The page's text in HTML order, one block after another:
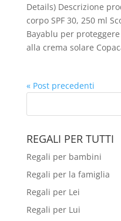
Details) Descrizione
corpo SPF 30, 250 ml
Bayablu per
alla crema solare
« Post precedenti
REGALI PER TUTTI
Regali per bambini
Regali per la famiglia
Regali per Lei
Regali per Lui